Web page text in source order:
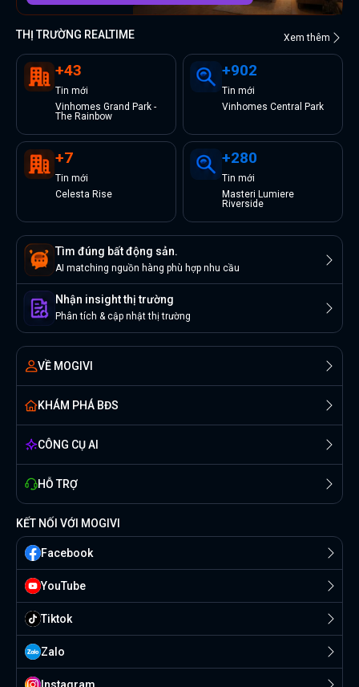
THỊ TRƯỜNG REALTIME Xem thêm
+43
Tin mới
Vinhomes Grand Park -
The Rainbow
+902
Tin mới
Vinhomes Central Park
+7
Tin mới
Celesta Rise
+280
Tin mới
Masteri Lumiere
Riverside
Tìm đúng bất động sản.
AI matching nguồn hàng phù hợp nhu cầu
Nhận insight thị trường
Phân tích & cập nhật thị trường
VỀ MOGIVI
KHÁM PHÁ BĐS
CÔNG CỤ AI
HỖ TRỢ
KẾT NỐI VỚI MOGIVI
Facebook
YouTube
Tiktok
Zalo